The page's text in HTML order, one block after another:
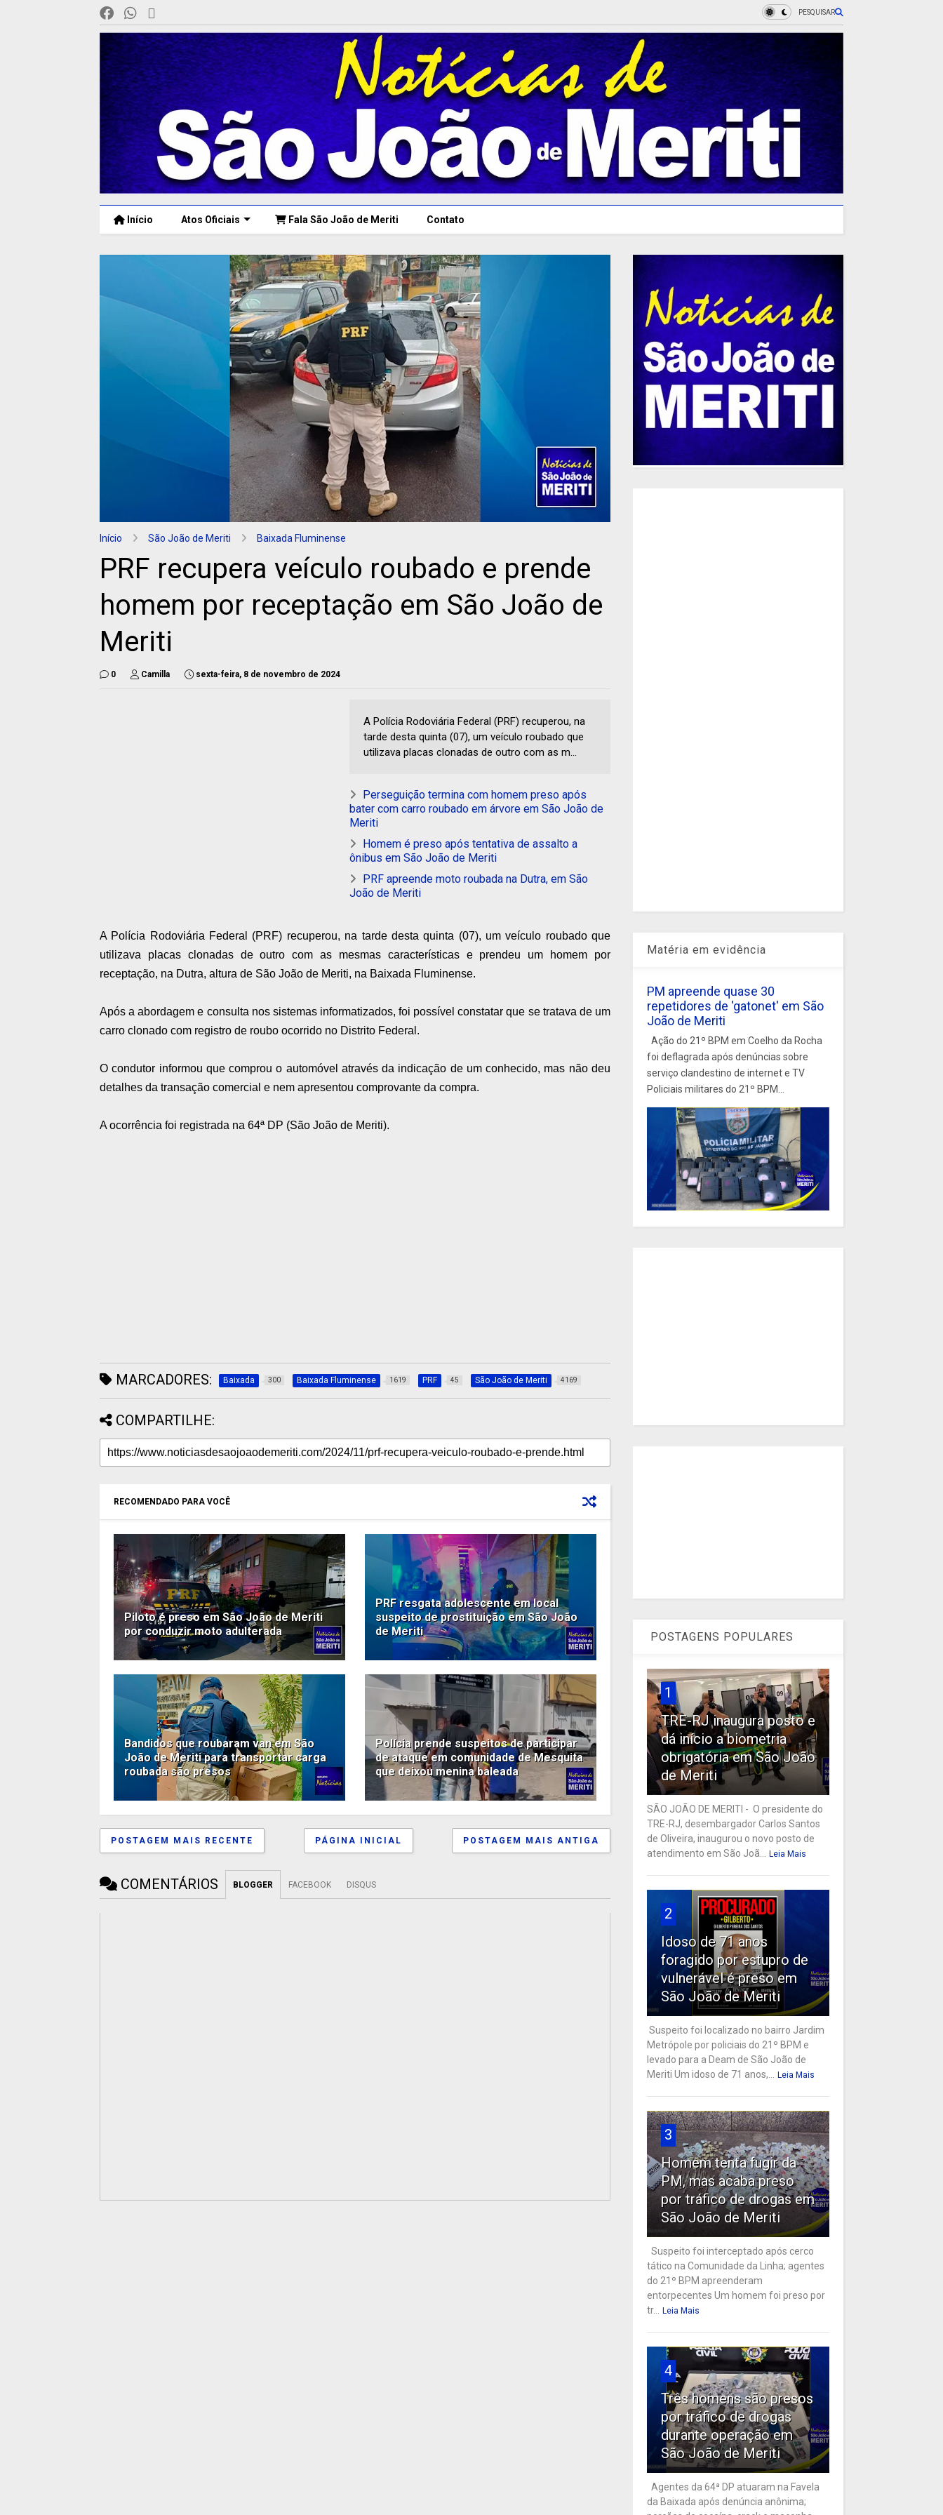
PESQUISAR
Início Atos Oficiais Fala São João de Meriti Contato
Início São João de Meriti Baixada Fluminense
PRF recupera veículo roubado e prende
homem por receptação em São João de
Meriti
0 Camilla sexta-feira, 8 de novembro de 2024
A Polícia Rodoviária Federal (PRF) recuperou, na
tarde desta quinta (07), um veículo roubado que
utilizava placas clonadas de outro com as m...
Perseguição termina com homem preso após
bater com carro roubado em árvore em São João de
Meriti
Homem é preso após tentativa de assalto a
ônibus em São João de Meriti
PRF apreende moto roubada na Dutra, em São
João de Meriti
A Polícia Rodoviária Federal (PRF) recuperou, na tarde desta quinta (07), um veículo roubado que
utilizava placas clonadas de outro com as mesmas características e prendeu um homem por
receptação, na Dutra, altura de São João de Meriti, na Baixada Fluminense.
Após a abordagem e consulta nos sistemas informatizados, foi possível constatar que se tratava de um
carro clonado com registro de roubo ocorrido no Distrito Federal.
O condutor informou que comprou o automóvel através da indicação de um conhecido, mas não deu
detalhes da transação comercial e nem apresentou comprovante da compra.
A ocorrência foi registrada na 64ª DP (São João de Meriti).
MARCADORES: Baixada 300 Baixada Fluminense 1619 PRF 45 São João de Meriti 4169
COMPARTILHE:
RECOMENDADO PARA VOCÊ
Piloto é preso em São João de Meriti
por conduzir moto adulterada
PRF resgata adolescente em local
suspeito de prostituição em São João
de Meriti
Bandidos que roubaram van em São
João de Meriti para transportar carga
roubada são presos
Polícia prende suspeitos de participar
de ataque em comunidade de Mesquita
que deixou menina baleada
POSTAGEM MAIS RECENTE POSTAGEM MAIS ANTIGA
PÁGINA INICIAL
COMENTÁRIOS BLOGGER FACEBOOK DISQUS
Matéria em evidência
PM apreende quase 30
repetidores de 'gatonet' em São
João de Meriti
Ação do 21º BPM em Coelho da Rocha
foi deflagrada após denúncias sobre
serviço clandestino de internet e TV
Policiais militares do 21º BPM...
POSTAGENS POPULARES
1
TRE-RJ inaugura posto e
dá início a biometria
obrigatória em São João
de Meriti
SÃO JOÃO DE MERITI - O presidente do
TRE-RJ, desembargador Carlos Santos
de Oliveira, inaugurou o novo posto de
atendimento em São Joã...
Leia Mais
2
Idoso de 71 anos
foragido por estupro de
vulnerável é preso em
São João de Meriti
Suspeito foi localizado no bairro Jardim
Metrópole por policiais do 21º BPM e
levado para a Deam de São João de
Meriti Um idoso de 71 anos,...
Leia Mais
3
Homem tenta fugir da
PM, mas acaba preso
por tráfico de drogas em
São João de Meriti
Suspeito foi interceptado após cerco
tático na Comunidade da Linha; agentes
do 21º BPM apreenderam
entorpecentes Um homem foi preso por
tr...
Leia Mais
4
Três homens são presos
por tráfico de drogas
durante operação em
São João de Meriti
Agentes da 64ª DP atuaram na Favela
da Baixada após denúncia anônima;